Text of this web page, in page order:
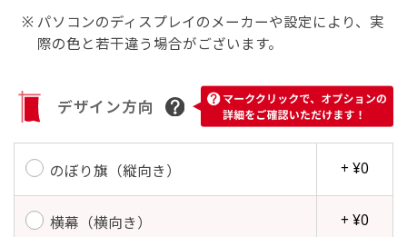
パソコンのディスプレイのメーカーや設定により、実
際の色と若干違う場合がございます。
デザイン方向
のぼり旗（縦向き） + ¥0
横幕（横向き） + ¥0
ミニ(10x30)
台座タイプ・吸盤タイプ・クリップタイプがござ
います。レジカウンターや商品棚にぴったりで
す。かわいいい＆おしゃれなのぼりです。台はセ
ミニ(30x10)
台座タイプ・吸盤タイプ・クリップタイプがござ
います。レジカウンターや商品棚にぴったりで
す。かわいいい＆おしゃれなのぼりです。台はセ